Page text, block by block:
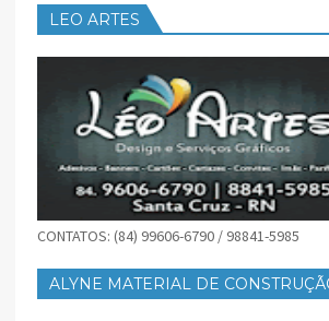
LEO ARTES
CONTATOS: (84) 99606-6790 / 98841-5985
ALYNE MATERIAL DE